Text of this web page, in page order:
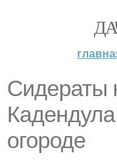
Сидераты
огороде